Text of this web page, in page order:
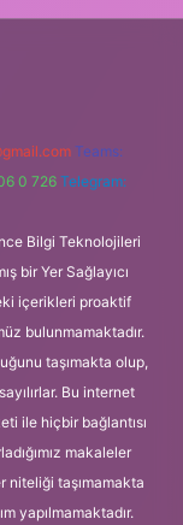
Teams:
0 726 Telegram:
Bilgi Teknolojileri
bir Yer Sağlayıcı
içerikleri proaktif
bulunmamaktadır.
taşımakta olup,
Bu internet
ile hiçbir bağlantısı
makaleler
niteliği taşımamakta
yapılmamaktadır.